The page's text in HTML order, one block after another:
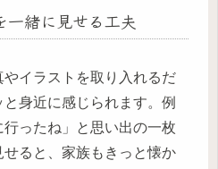
一緒に見せる工夫
イラストを取り入れるだ
身近に感じられます。例
ったね」と思い出の一枚
ると、家族もきっと懐か